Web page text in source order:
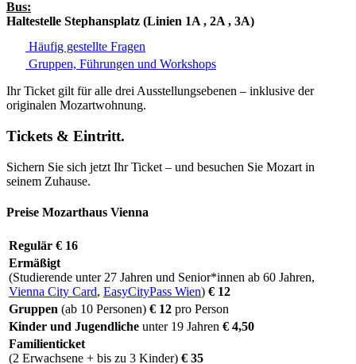
Bus:
Haltestelle Stephansplatz (Linien 1A , 2A , 3A)
Häufig gestellte Fragen
Gruppen, Führungen und Workshops
Ihr Ticket gilt für alle drei Ausstellungsebenen – inklusive der
originalen Mozartwohnung.
Tickets & Eintritt.
Sichern Sie sich jetzt Ihr Ticket – und besuchen Sie Mozart in
seinem Zuhause.
Preise Mozarthaus Vienna
Regulär € 16
Ermäßigt
(Studierende unter 27 Jahren und Senior*innen ab 60 Jahren,
Vienna City Card, EasyCityPass Wien) € 12
Gruppen (ab 10 Personen) € 12 pro Person
Kinder und Jugendliche unter 19 Jahren € 4,50
Familienticket
(2 Erwachsene + bis zu 3 Kinder) € 35